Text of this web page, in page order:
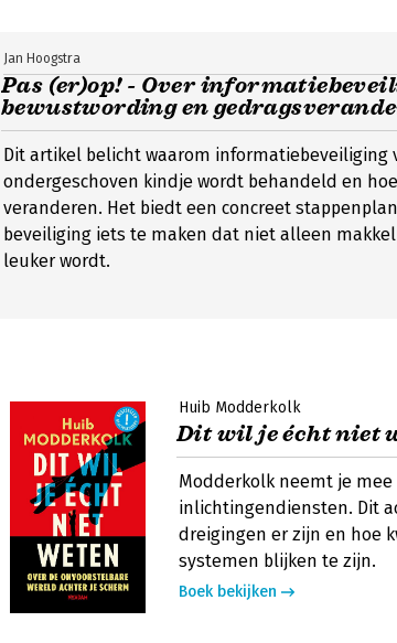
Pas (er)op! - Over
bewustwording en
Jan Hoogstra
Dit artikel belicht waarom informatiebeveiliging
ondergeschoven kindje wordt behandeld en
veranderen. Het biedt een concreet
beveiliging iets te maken dat niet alleen
leuker wordt.
Huib Modderkolk
Dit wil je écht niet
Modderkolk neemt je
inlichtingendiensten. Dit
dreigingen er zijn en hoe
systemen blijken te zijn.
Boek bekijken